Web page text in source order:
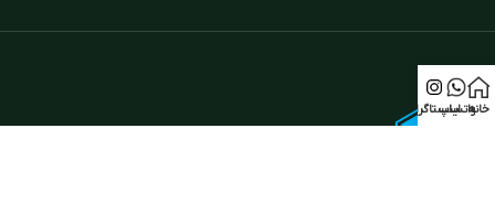
خانهواتساپ
اینستاگرام